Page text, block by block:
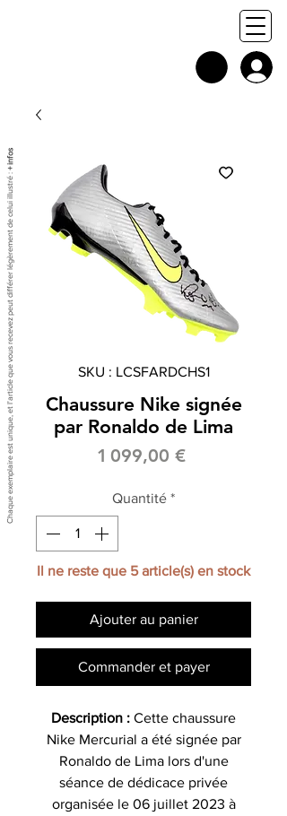
SKU : LCSFARDCHS1
Chaussure Nike signée
par Ronaldo de Lima
1 099,00 €Prix
Quantité *
Il ne reste que 5 article(s) en stock
Ajouter au panier
Commander et payer
Description : Cette chaussure
Nike Mercurial a été signée par
Ronaldo de Lima lors d'une
séance de dédicace privée
organisée le 06 juillet 2023 à
Chaque exemplaire est unique, et l'article que vous recevez peut différer légèrement de celui illustré :
+ infos